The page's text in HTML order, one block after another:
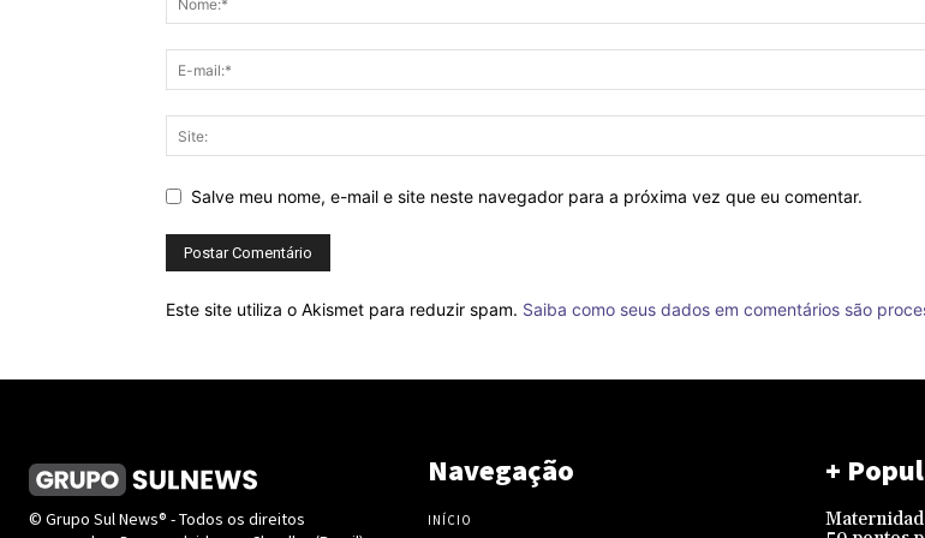
Salve meu nome, e-mail e site neste navegador para a próxima vez que eu comentar.
Este site utiliza o Akismet para reduzir spam. Saiba como seus dados em comentários são
© Grupo Sul News® - Todos os direitos
Navegação
INÍCIO
+